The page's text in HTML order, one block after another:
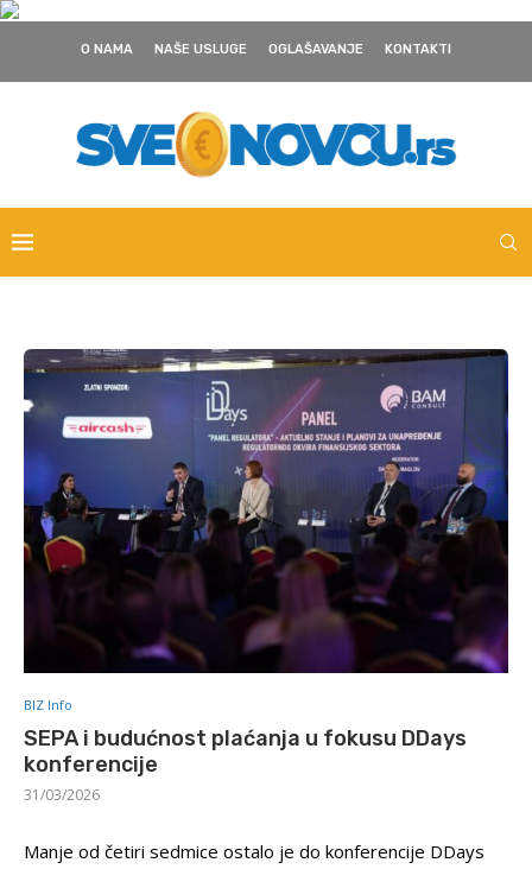
O NAMA NAŠE USLUGE OGLAŠAVANJE KONTAKTI
BIZ Info
SEPA i budućnost plaćanja u fokusu DDays
konferencije
31/03/2026
Manje od četiri sedmice ostalo je do konferencije DDays